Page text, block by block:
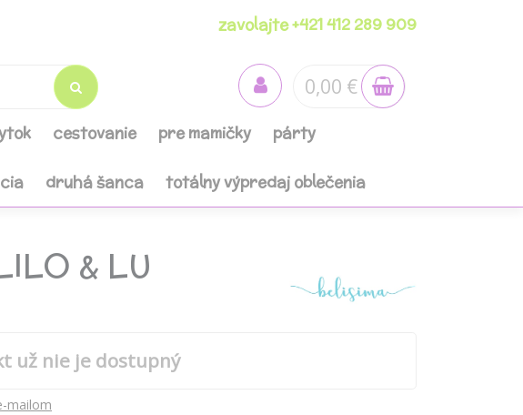
zavolajte +421 412 289 909
0,00 €
cestovanie pre mamičky párty
druhá šanca totálny výpredaj oblečenia
& LU
už nie je dostupný
mailom